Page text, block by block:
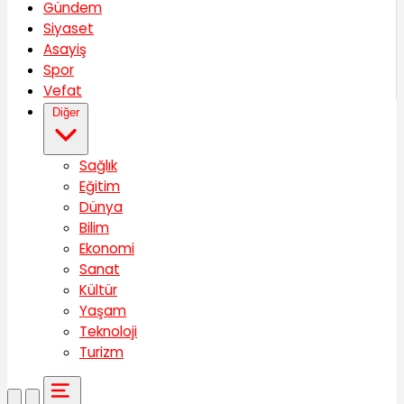
Gündem
Siyaset
Asayiş
Spor
Vefat
Diğer
Sağlık
Eğitim
Dünya
Bilim
Ekonomi
Sanat
Kültür
Yaşam
Teknoloji
Turizm